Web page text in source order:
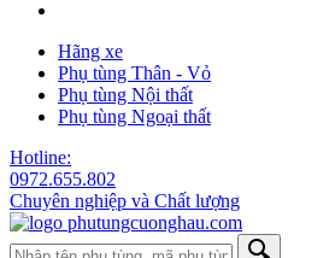
Hãng xe
Phụ tùng Thân - Vỏ
Phụ tùng Nội thất
Phụ tùng Ngoại thất
Hotline:
0972.655.802
Chuyên nghiệp và Chất lượng